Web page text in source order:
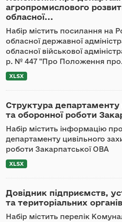
агропромислового
обласної...
Набір містить посилання на
обласної державної
обласної військової
р. № 447 "Про Положення
XLSX
Структура департаменту
та оборонної роботи
Набір містить інформацію
департаменту цивільного
роботи Закарпатської ОВА
XLSX
Довідник підприємств,
та територіальних
Набір містить перелік